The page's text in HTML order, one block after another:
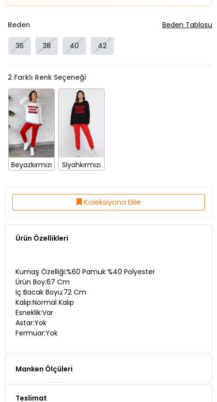
Beden
36 38 40 42
Beden Tablosu
2 Farklı Renk Seçeneği
Beyazkırmızı Siyahkırmızı
Koleksiyona Ekle
Ürün Özellikleri
Kumaş Özelliği:%60 Pamuk %40 Polyester
Ürün Boy:67 Cm
İç Bacak Boyu:72 Cm
Kalıp:Normal Kalıp
Esneklik:Var
Astar:Yok
Fermuar:Yok
Manken Ölçüleri
Teslimat